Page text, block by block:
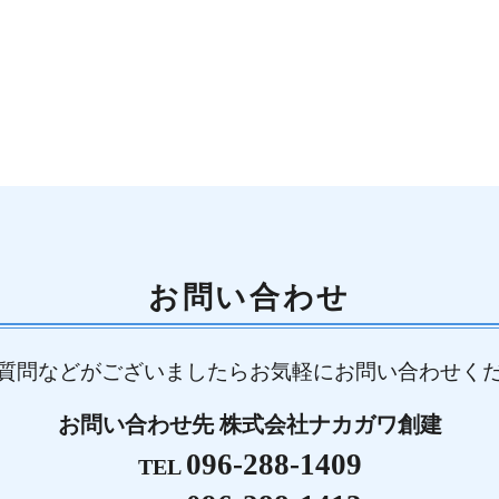
お問い合わせ
問などがございましたらお気軽にお問い合わせく
お問い合わせ先 株式会社ナカガワ創建
TEL 096-288-1409